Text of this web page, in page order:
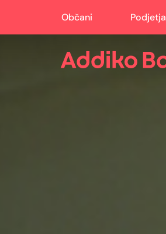
Občani Podjetja